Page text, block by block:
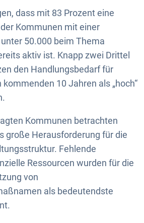
dass mit 83 Prozent eine
Kommunen mit einer
50.000 beim Thema
aktiv ist. Knapp zwei Drittel
den Handlungsbedarf für
10 Jahren als „hoch“
Kommunen betrachten
große Herausforderung für die
Fehlende
Ressourcen wurden für die
von
als bedeutendste